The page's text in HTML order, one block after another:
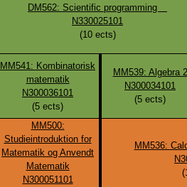
DM562: Scientific programming
N330025101
(10ects)
MM541: Kombinatorisk
matematik
N300036101
(5 ects)
MM539: Algebra 2
N300034101
(5 ects)
MM500:
Studieintroduktion for
Matematik og Anvendt
Matematik
N300051101
MM536:
(